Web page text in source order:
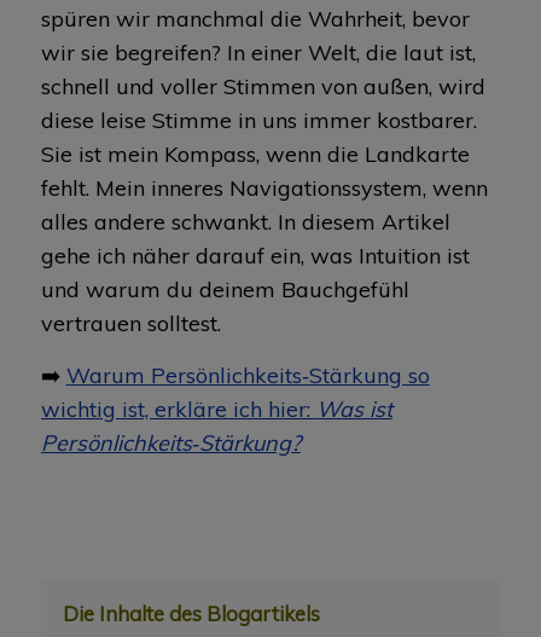
spüren wir manchmal die Wahrheit, bevor
wir sie begreifen? In einer Welt, die laut ist,
schnell und voller Stimmen von außen, wird
diese leise Stimme in uns immer kostbarer.
Sie ist mein Kompass, wenn die Landkarte
fehlt. Mein inneres Navigationssystem, wenn
alles andere schwankt. In diesem Artikel
gehe ich näher darauf ein, was Intuition ist
und warum du deinem Bauchgefühl
vertrauen solltest.
➡️ Warum Persönlichkeits‑Stärkung so
wichtig ist, erkläre ich hier: Was ist
Persönlichkeits‑Stärkung?
Die Inhalte des Blogartikels